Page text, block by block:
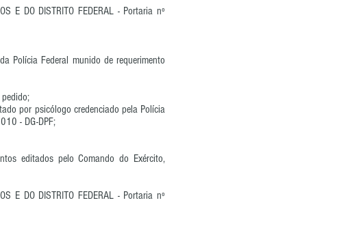
E DO DISTRITO FEDERAL - Portaria nº
Polícia Federal munido de requerimento
por psicólogo credenciado pela Polícia
- DG-DPF;
editados pelo Comando do Exército,
E DO DISTRITO FEDERAL - Portaria nº